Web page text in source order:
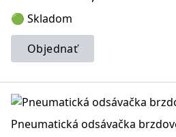
🟢 Skladom
Objednať
Pneumatická odsávačka